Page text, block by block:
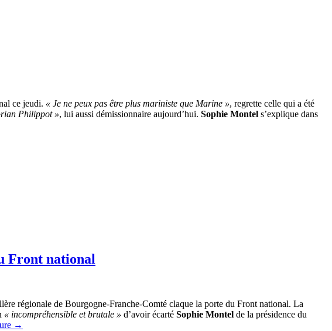
ce jeudi. « Je ne peux pas être plus mariniste que Marine », regrette celle qui a été
Philippot », lui aussi démissionnaire aujourd’hui. Sophie Montel s’explique dans
Front national
régionale de Bourgogne-Franche-Comté claque la porte du Front national. La
« incompréhensible et brutale » d’avoir écarté Sophie Montel de la présidence du
→